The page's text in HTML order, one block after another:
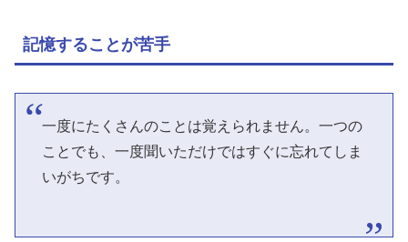
記憶することが苦手
一度にたくさんのことは覚えられません。一つの
ことでも、一度聞いただけではすぐに忘れてしま
いがちです。